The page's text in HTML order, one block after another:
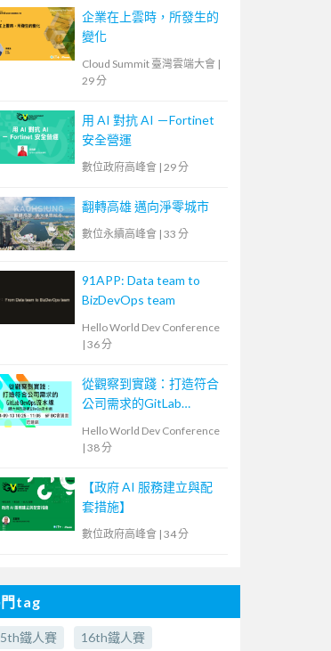
企業在上雲時，所發生的
變化
Cloud Summit 臺灣雲端大會 |
29 分
用 AI 對抗 AI －Fortinet
安全營運
數位政府高峰會 | 29 分
翻轉高雄 邁向淨零城市
數位永續高峰會 | 33 分
91APP: Data team to
BizDevOps team
Hello World Dev Conference
| 36 分
從觀察到實踐：打造符合
公司需求的GitLab
Hello World Dev Conference
| 38 分
【政府 AI 服務建立與配
套措施】
數位政府高峰會 | 34 分
tag
鐵人賽 16th鐵人賽